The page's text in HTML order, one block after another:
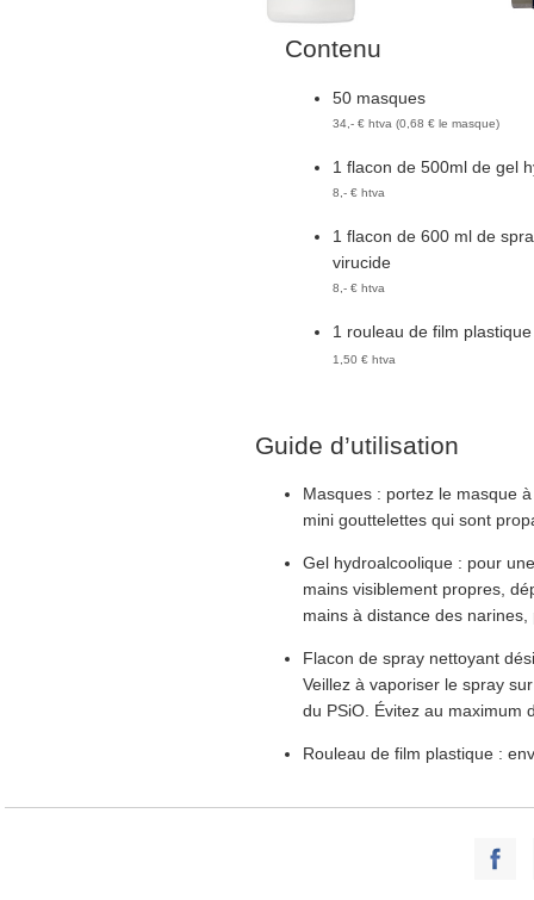
Contenu
50 masques
34,- € htva (0,68 € le masque)
1 flacon de 500ml de gel
8,- € htva
1 flacon de 600 ml de
virucide
8,- € htva
1 rouleau de film plastique
1,50 € htva
Guide d’utilisation
Masques : portez le masque
mini gouttelettes qui sont
Gel hydroalcoolique : pour
mains visiblement propres,
mains à distance des
Flacon de spray nettoyant
Veillez à vaporiser le spray
du PSiO. Évitez au maximum
Rouleau de film plastique :